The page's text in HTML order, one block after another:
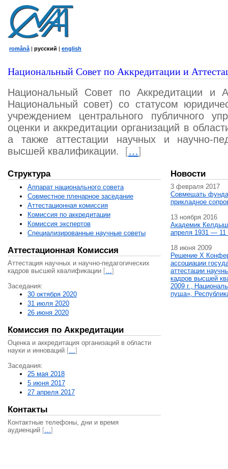
română | русский | english
Национальный Совет по Аккредитации и
Национальный Совет по Аккредитации и
Национальный совет) со статусом
учреждением центрального публичного
оценки и аккредитации организаций в
а также аттестации научных и научно-
высшей квалификации.
[…]
Структура
Аппарат национального совета
Совместное пленарное заседание
Аттестационная комисcия
Комиссия по аккредитации
Комиссия экспертов
Специализированные научные советы
Аттестационная Комиссия
Аттестация научных и научно-педагогических
кадров высшей квалификации […]
Заседания:
30 октября 2020
31 июля 2020
26 июня 2020
Комиссия по Аккредитации
Оценка и аккредитация организаций в области
науки и инноваций […]
Заседания:
25 мая 2018
5 июня 2017
27 апреля 2017
Контакты
Контактные телефоны, дни и время
аудиенций […]
Новости
3 февраля 2017
Совмещать
прикладное
13 ноября 2016
Академик
апреля 1931 — 11
18 июня 2009
Решение X
ассоциации
аттестации
кадров высшей
2009 г.,
пуща»,